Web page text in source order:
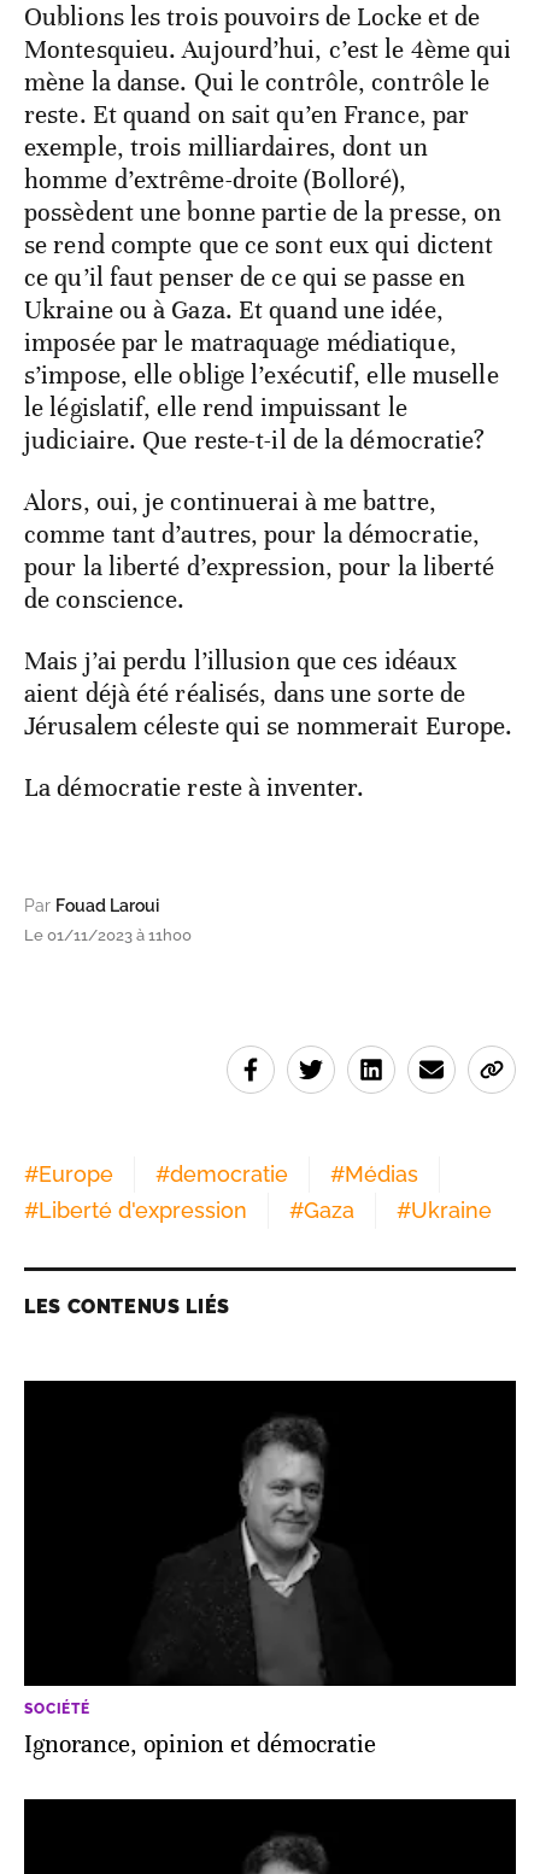
Oublions les trois pouvoirs de Locke et de
Montesquieu. Aujourd’hui, c’est le 4ème qui
mène la danse. Qui le contrôle, contrôle le
reste. Et quand on sait qu’en France, par
exemple, trois milliardaires, dont un
homme d’extrême-droite (Bolloré),
possèdent une bonne partie de la presse, on
se rend compte que ce sont eux qui dictent
ce qu’il faut penser de ce qui se passe en
Ukraine ou à Gaza. Et quand une idée,
imposée par le matraquage médiatique,
s’impose, elle oblige l’exécutif, elle muselle
le législatif, elle rend impuissant le
judiciaire. Que reste-t-il de la démocratie?
Alors, oui, je continuerai à me battre,
comme tant d’autres, pour la démocratie,
pour la liberté d’expression, pour la liberté
de conscience.
Mais j’ai perdu l’illusion que ces idéaux
aient déjà été réalisés, dans une sorte de
Jérusalem céleste qui se nommerait Europe.
La démocratie reste à inventer.
Par Fouad Laroui
Le 01/11/2023 à 11h00
#Europe #democratie #Médias
#Liberté d'expression #Gaza #Ukraine
LES CONTENUS LIÉS
SOCIÉTÉ
Ignorance, opinion et démocratie